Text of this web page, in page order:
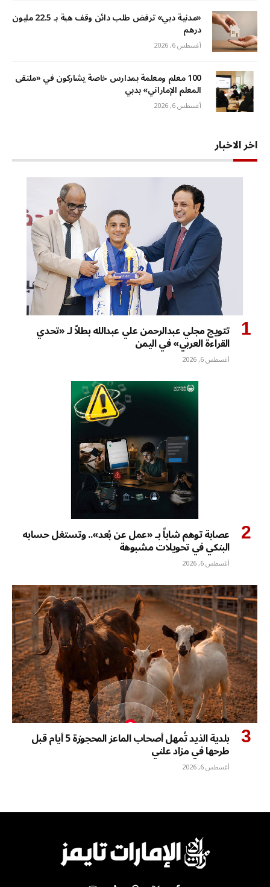
«مدنية دبي» ترفض طلب دائن وقف هبة بـ 22.5 مليون
درهم
أغسطس 6, 2026
100 معلم ومعلمة بمدارس خاصة يشاركون في «ملتقى
المعلم الإماراتي» بدبي
أغسطس 6, 2026
اخر الاخبار
تتويج مجلي عبدالرحمن علي عبدالله بطلاً لـ «تحدي
القراءة العربي» في اليمن
أغسطس 6, 2026
عصابة توهم شاباً بـ «عمل عن بُعد».. وتستغل حسابه
البنكي في تحويلات مشبوهة
أغسطس 6, 2026
بلدية الذيد تُمهل أصحاب الماعز المحجوزة 5 أيام قبل
طرحها في مزاد علني
أغسطس 6, 2026